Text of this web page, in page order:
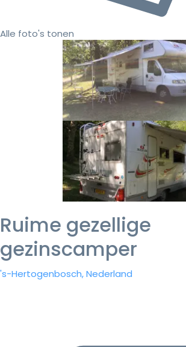
Alle foto's tonen
Ruime gezellige
gezinscamper
's-Hertogenbosch, Nederland